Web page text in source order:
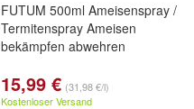
FUTUM 500ml Ameisenspray /
Termitenspray Ameisen
bekämpfen abwehren
15,99 € (31,98 €/l)
Kostenloser Versand